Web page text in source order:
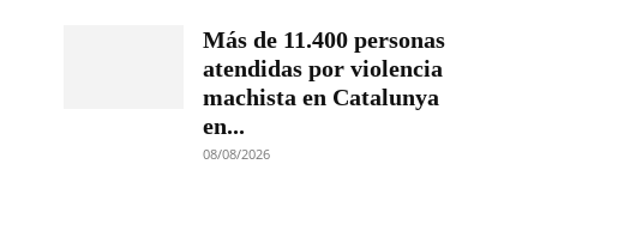
Más de 11.400 personas
atendidas por violencia
machista en Catalunya
en...
08/08/2026